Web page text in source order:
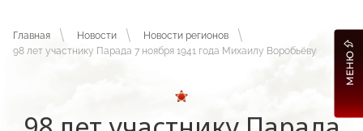
Главная Новости
Новости регионов
98 лет участнику Парада 7 ноября 1941 года Михаилу Воробьёву
МЕНЮ